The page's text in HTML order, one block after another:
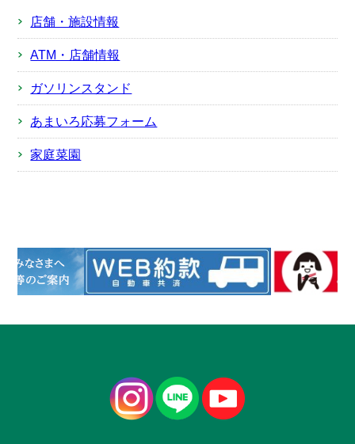
店舗・施設情報
ATM・店舗情報
ガソリンスタンド
あまいろ応募フォーム
家庭菜園